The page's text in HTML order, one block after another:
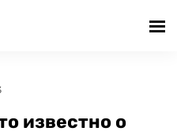
известно о